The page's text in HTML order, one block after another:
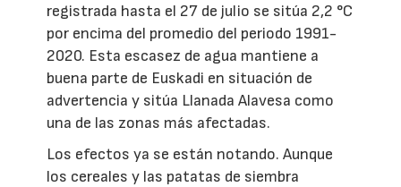
registrada hasta el 27 de julio se sitúa 2,2 °C
por encima del promedio del periodo 1991-
2020. Esta escasez de agua mantiene a
buena parte de Euskadi en situación de
advertencia y sitúa Llanada Alavesa como
una de las zonas más afectadas.
Los efectos ya se están notando. Aunque
los cereales y las patatas de siembra